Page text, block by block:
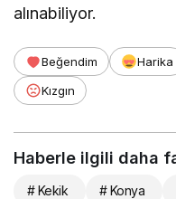
alınabiliyor.
Beğendim Harika
Kızgın
Haberle ilgili daha
# Kekik # Konya